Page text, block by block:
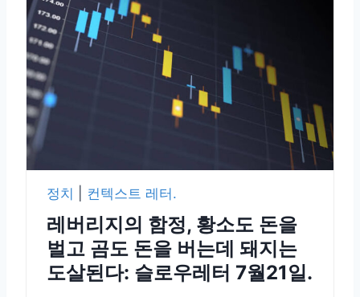
정치 컨텍스트 레터.
레버리지의 함정, 황소도 돈을
벌고 곰도 돈을 버는데 돼지는
도살된다: 슬로우레터 7월21일.